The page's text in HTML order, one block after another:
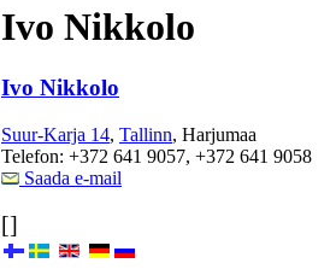
Ivo Nikkolo
Ivo Nikkolo
Suur-Karja 14, Tallinn, Harjumaa
Telefon: +372 641 9057, +372 641 9058
Saada e-mail
[]